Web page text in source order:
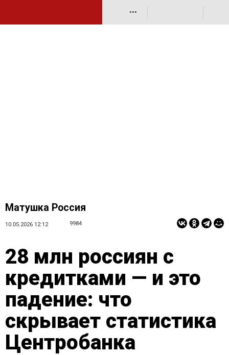
•••
Матушка Россия
10.05.2026 12:12 9984
28 млн россиян с
кредитками — и это
падение: что
скрывает статистика
Центробанка